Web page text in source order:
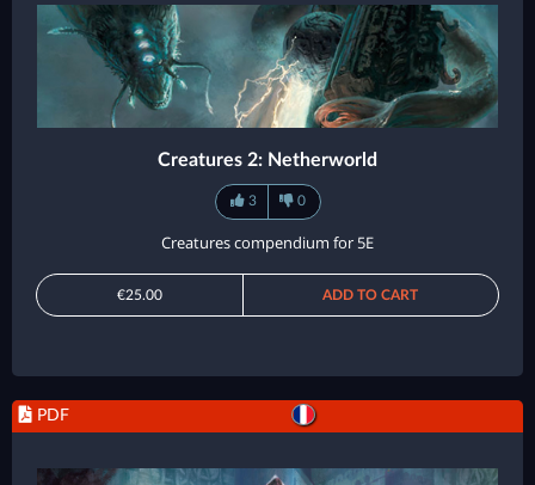
Creatures 2: Netherworld
3 0
Creatures compendium for 5E
€25.00 ADD TO CART
PDF